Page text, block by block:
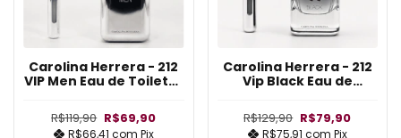
Carolina Herrera - 212
VIP Men Eau de Toilette
R$119,90 R$69,90
R$66,41 com Pix
Carolina Herrera - 212
Vip Black Eau de
Decants 10ml
R$129,90 R$79,90
R$75,91 com Pix